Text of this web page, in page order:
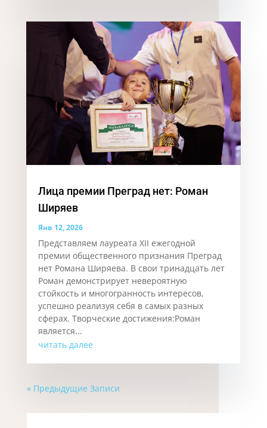
Лица премии Преград нет: Роман
Ширяев
Янв 12, 2026
Представляем лауреата XII ежегодной
премии общественного признания Преград
нет Романа Ширяева. В свои тринадцать лет
Роман демонстрирует невероятную
стойкость и многогранность интересов,
успешно реализуя себя в самых разных
сферах. Творческие достижения:Роман
является...
читать далее
« Предыдущие Записи